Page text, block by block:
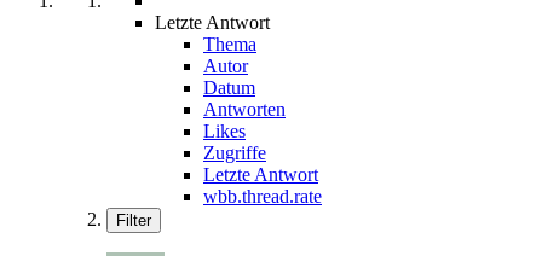
Letzte Antwort
Thema
Autor
Datum
Antworten
Likes
Zugriffe
Letzte Antwort
wbb.thread.rate
Filter